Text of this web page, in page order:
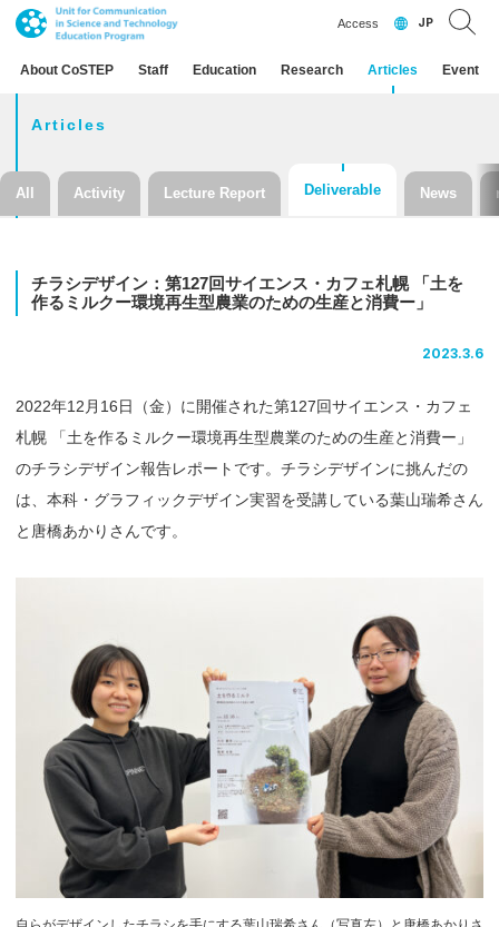
About CoSTEP Staff Education Research Articles Event
Access JP
Articles
All Activity Lecture Report Deliverable News
チラシデザイン： 第127回サイエンス ・ カフェ札幌
「土を
作る ミルクー環境再生型農業のための生産と消費ー」
2023.3.6
2022年12月16日（金）に開催された第127回サイエンス・カフェ
札幌 「土を作るミルクー環境再生型農業のための生産と消費ー」
のチラシデザイン報告レポートです。チラシデザインに挑んだの
は、本科・グラフィックデザイン実習を受講している葉山瑞希さん
と唐橋あかりさんです。